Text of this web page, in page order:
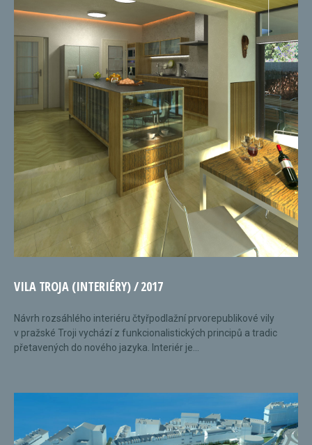
VILA TROJA (INTERIÉRY) / 2017
Návrh rozsáhlého interiéru čtyřpodlažní prvorepublikové vily
v pražské Troji vychází z funkcionalistických principů a tradic
přetavených do nového jazyka. Interiér je...